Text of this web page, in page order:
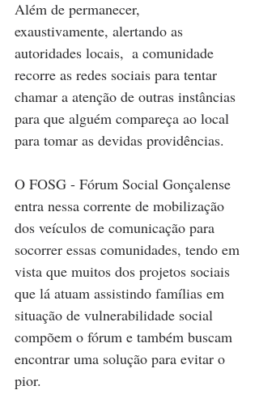
Além de permanecer,
exaustivamente, alertando as
autoridades locais,  a comunidade
recorre as redes sociais para tentar
chamar a atenção de outras instâncias
para que alguém compareça ao local
para tomar as devidas providências.
O FOSG - Fórum Social Gonçalense
entra nessa corrente de mobilização
dos veículos de comunicação para
socorrer essas comunidades, tendo em
vista que muitos dos projetos sociais
que lá atuam assistindo famílias em
situação de vulnerabilidade social
compõem o fórum e também buscam
encontrar uma solução para evitar o
pior.